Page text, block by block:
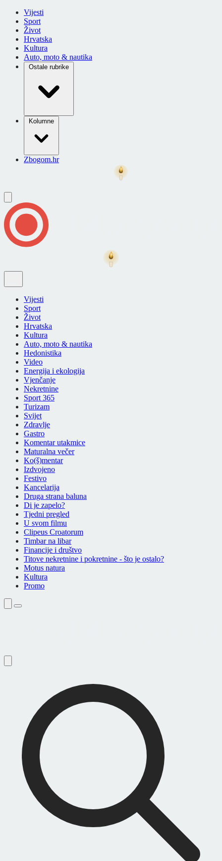
Vijesti
Sport
Život
Hrvatska
Kultura
Auto, moto & nautika
Ostale rubrike
Kolumne
Zbogom.hr
Vijesti
Sport
Život
Hrvatska
Kultura
Auto, moto & nautika
Hedonistika
Video
Energija i ekologija
Vjenčanje
Nekretnine
Sport 365
Turizam
Svijet
Zdravlje
Gastro
Komentar utakmice
Maturalna večer
Ko(š)mentar
Izdvojeno
Festivo
Kancelarija
Druga strana baluna
Di je zapelo?
Tjedni pregled
U svom filmu
Clipeus Croatorum
Timbar na libar
Financije i društvo
Titove nekretnine i pokretnine - što je ostalo?
Motus natura
Kultura
Promo